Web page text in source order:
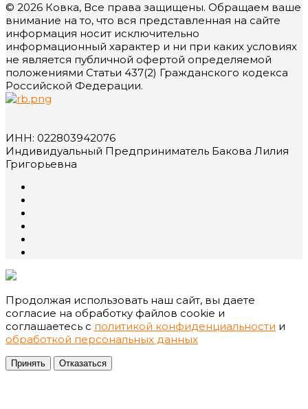
© 2026 Ковка, Все права защищены. Обращаем ваше
внимание на то, что вся представленная на сайте
информация носит исключительно
информационный характер и ни при каких условиях
не является публичной офертой определяемой
положениями Статьи 437(2) Гражданского кодекса
Российской Федерации.
ИНН: 022803942076
Индивидуальный Предприниматель Бакова Лилия
Григорьевна
Продолжая использовать наш сайт, вы даете
согласие на обработку файлов cookie и
соглашаетесь с политикой конфиденциальности и
обработкой персональных данных
Принять Отказаться